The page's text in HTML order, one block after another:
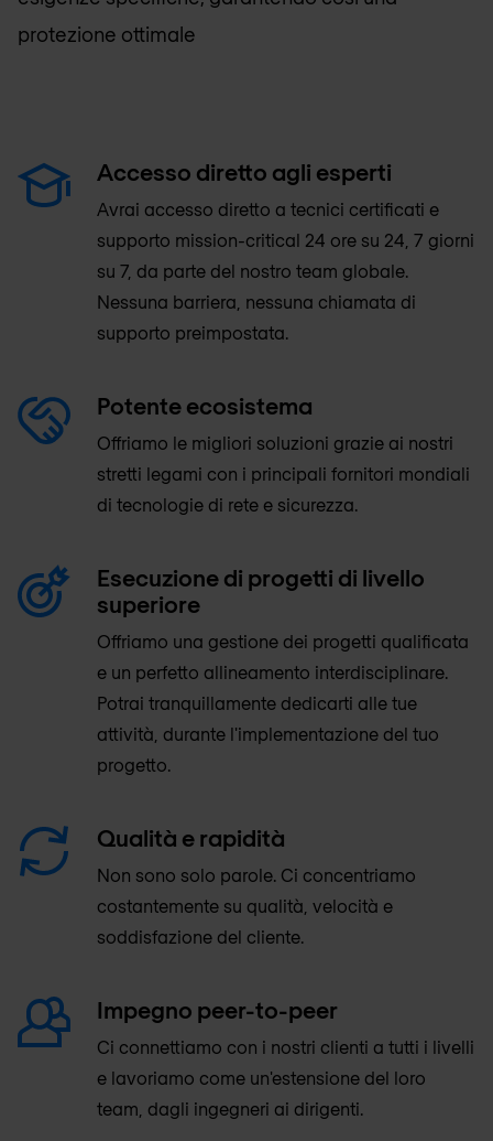
protezione ottimale
Accesso diretto agli esperti
Avrai accesso diretto a tecnici certificati e
supporto mission-critical 24 ore su 24, 7 giorni
su 7, da parte del nostro team globale.
Nessuna barriera, nessuna chiamata di
supporto preimpostata.
Potente ecosistema
Offriamo le migliori soluzioni grazie ai nostri
stretti legami con i principali fornitori mondiali
di tecnologie di rete e sicurezza.
Esecuzione di progetti di livello
superiore
Offriamo una gestione dei progetti qualificata
e un perfetto allineamento interdisciplinare.
Potrai tranquillamente dedicarti alle tue
attività, durante l'implementazione del tuo
progetto.
Qualità e rapidità
Non sono solo parole. Ci concentriamo
costantemente su qualità, velocità e
soddisfazione del cliente.
Impegno peer-to-peer
Ci connettiamo con i nostri clienti a tutti i livelli
e lavoriamo come un'estensione del loro
team, dagli ingegneri ai dirigenti.